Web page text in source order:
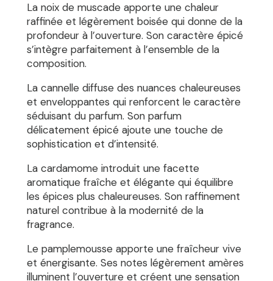
La noix de muscade apporte une chaleur
raffinée et légèrement boisée qui donne de la
profondeur à l’ouverture. Son caractère épicé
s’intègre parfaitement à l’ensemble de la
composition.
La cannelle diffuse des nuances chaleureuses
et enveloppantes qui renforcent le caractère
séduisant du parfum. Son parfum
délicatement épicé ajoute une touche de
sophistication et d’intensité.
La cardamome introduit une facette
aromatique fraîche et élégante qui équilibre
les épices plus chaleureuses. Son raffinement
naturel contribue à la modernité de la
fragrance.
Le pamplemousse apporte une fraîcheur vive
et énergisante. Ses notes légèrement amères
illuminent l’ouverture et créent une sensation